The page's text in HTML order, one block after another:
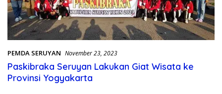
PEMDA SERUYAN November 23, 2023
Paskibraka Seruyan Lakukan Giat Wisata ke
Provinsi Yogyakarta